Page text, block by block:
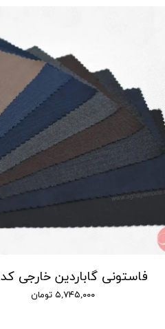
فاستونی گاباردین خارجی کد 502
۵,۷۴۵,۰۰۰ تومان